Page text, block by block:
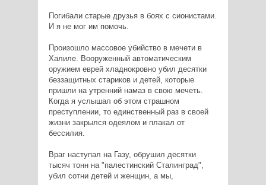
Погибали старые друзья в боях с сионистами.
И я не мог им помочь.
Произошло массовое убийство в мечети в
Халиле. Вооруженный автоматическим
оружием еврей хладнокровно убил десятки
беззащитных стариков и детей, которые
пришли на утренний намаз в свою мечеть.
Когда я услышал об этом страшном
преступлении, то единственный раз в своей
жизни закрылся одеялом и плакал от
бессилия.
Враг наступал на Газу, обрушил десятки
тысяч тонн на "палестинский Сталинград",
убил сотни детей и женщин, а мы,